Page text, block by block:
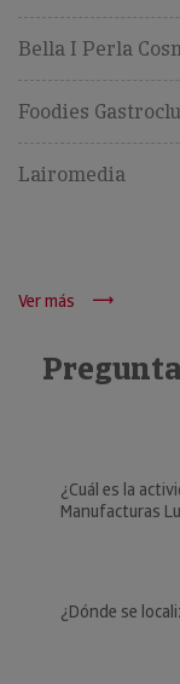
Bella I Perla
Foodies
Lairomedia
Ver más
¿Cuál es la
Manufacturas
¿Dónde se